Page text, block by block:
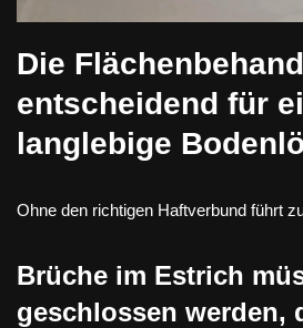
Die
entscheidend für
langlebige
Ohne den richtigen Haftverbund führt
Brüche im Estrich
geschlossen werden,